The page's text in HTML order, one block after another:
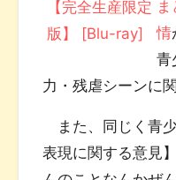
情
青
力・残虐シーンに
また、同じく青
表現に関する意見